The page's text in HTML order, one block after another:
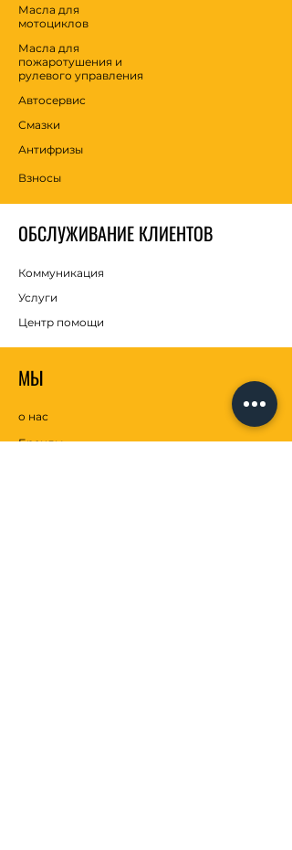
Масла для
мотоциклов
Масла для
пожаротушения и
рулевого управления
Автосервис
Смазки
Антифризы
Взносы
ОБСЛУЖИВАНИЕ КЛИЕНТОВ
Коммуникация
Услуги
Центр помощи
МЫ
о нас
Бренды